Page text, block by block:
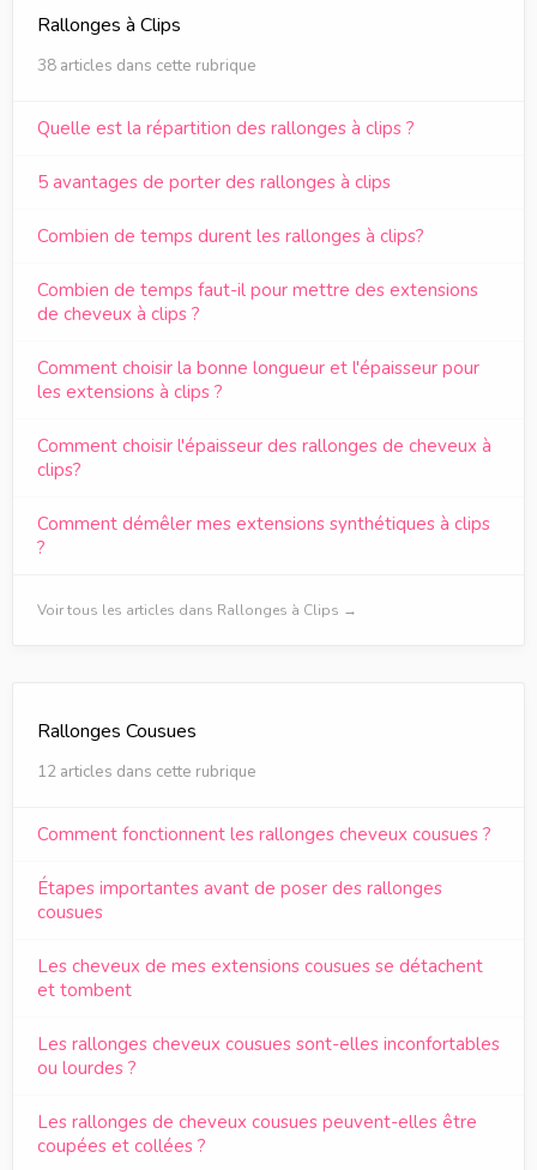
Rallonges à Clips
38 articles dans cette rubrique
Quelle est la répartition des rallonges à clips ?
5 avantages de porter des rallonges à clips
Combien de temps durent les rallonges à clips?
Combien de temps faut-il pour mettre des extensions
de cheveux à clips ?
Comment choisir la bonne longueur et l'épaisseur pour
les extensions à clips ?
Comment choisir l'épaisseur des rallonges de cheveux à
clips?
Comment démêler mes extensions synthétiques à clips
?
Voir tous les articles dans Rallonges à Clips →
Rallonges Cousues
12 articles dans cette rubrique
Comment fonctionnent les rallonges cheveux cousues ?
Étapes importantes avant de poser des rallonges
cousues
Les cheveux de mes extensions cousues se détachent
et tombent
Les rallonges cheveux cousues sont-elles inconfortables
ou lourdes ?
Les rallonges de cheveux cousues peuvent-elles être
coupées et collées ?